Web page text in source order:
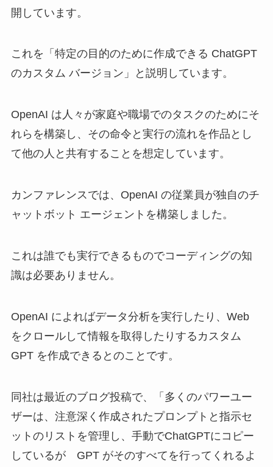
開しています。
これを「特定の目的のために作成できる ChatGPT
のカスタム バージョン」と説明しています。
OpenAI は人々が家庭や職場でのタスクのためにそ
れらを構築し、その命令と実行の流れを作品とし
て他の人と共有することを想定しています。
カンファレンスでは、OpenAI の従業員が独自のチ
ャットボット エージェントを構築しました。
これは誰でも実行できるものでコーディングの知
識は必要ありません。
OpenAI によればデータ分析を実行したり、Web
をクロールして情報を取得したりするカスタム
GPT を作成できるとのことです。
同社は最近のブログ投稿で、「多くのパワーユー
ザーは、注意深く作成されたプロンプトと指示セ
ットのリストを管理し、手動でChatGPTにコピー
しているが GPT がそのすべてを行ってくれるよ